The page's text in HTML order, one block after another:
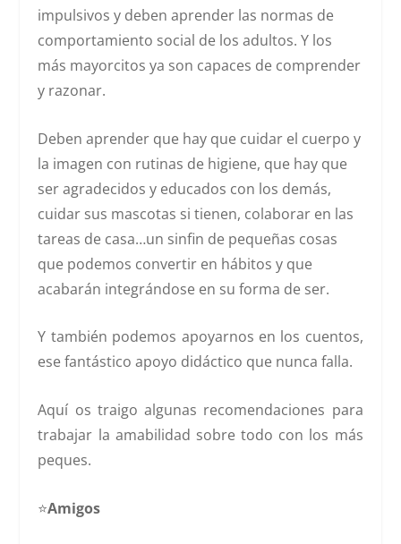
impulsivos y deben aprender las normas de
comportamiento social de los adultos. Y los
más mayorcitos ya son capaces de comprender
y razonar.
Deben aprender que hay que cuidar el cuerpo y
la imagen con rutinas de higiene, que hay que
ser agradecidos y educados con los demás,
cuidar sus mascotas si tienen, colaborar en las
tareas de casa…un sinfin de pequeñas cosas
que podemos convertir en hábitos y que
acabarán integrándose en su forma de ser.
Y también podemos apoyarnos en los cuentos,
ese fantástico apoyo didáctico que nunca falla.
Aquí os traigo algunas recomendaciones para
trabajar la amabilidad sobre todo con los más
peques.
⭐️Amigos